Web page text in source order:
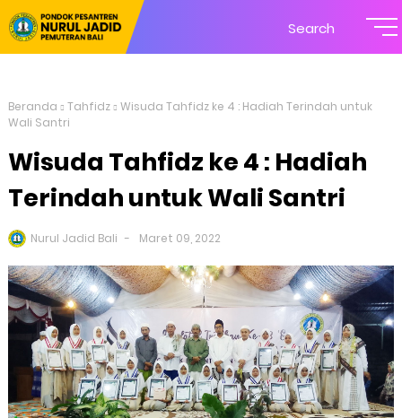
Search
Beranda Tahfidz
Wisuda Tahfidz ke 4 : Hadiah Terindah untuk
Wali Santri
Wisuda Tahfidz ke 4 : Hadiah
Terindah untuk Wali Santri
Nurul Jadid Bali Maret 09, 2022